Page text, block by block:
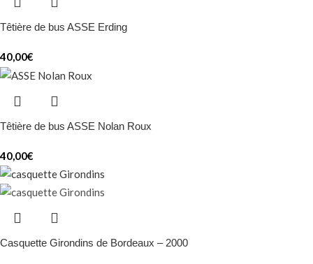
Têtière de bus ASSE Erding
40,00€
Têtière de bus ASSE Nolan Roux
40,00€
Casquette Girondins de Bordeaux – 2000